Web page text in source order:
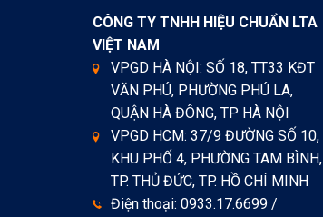
CÔNG TY TNHH HIỆU CHUẨN LTA
VIỆT NAM
VPGD HÀ NỘI: SỐ 18, TT33 KĐT
VĂN PHÚ, PHƯỜNG PHÚ LA,
QUẬN HÀ ĐÔNG, TP HÀ NỘI
VPGD HCM: 37/9 ĐƯỜNG SỐ 10,
KHU PHỐ 4, PHƯỜNG TAM BÌNH,
TP. THỦ ĐỨC, TP. HỒ CHÍ MINH
Điện thoại: 0933.17.6699 /